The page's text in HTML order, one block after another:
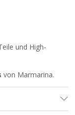
und High-
von Marmarina.